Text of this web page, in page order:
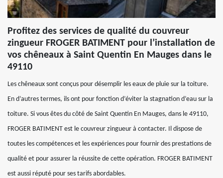
Profitez des services de qualité du couvreur
zingueur FROGER BATIMENT pour l’installation de
vos chêneaux à Saint Quentin En Mauges dans le
49110
Les chêneaux sont conçus pour désemplir les eaux de pluie sur la toiture.
En d’autres termes, ils ont pour fonction d’éviter la stagnation d’eau sur la
toiture. Si vous êtes du côté de Saint Quentin En Mauges, dans le 49110,
FROGER BATIMENT est le couvreur zingueur à contacter. Il dispose de
toutes les compétences et les expériences pour fournir des prestations de
qualité et pour assurer la réussite de cette opération. FROGER BATIMENT
est aussi réputé pour ses tarifs abordables.